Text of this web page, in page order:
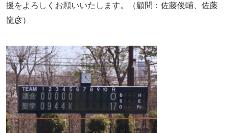
援をよろしくお願いいたします。（顧問：佐藤俊輔、佐藤
龍彦）